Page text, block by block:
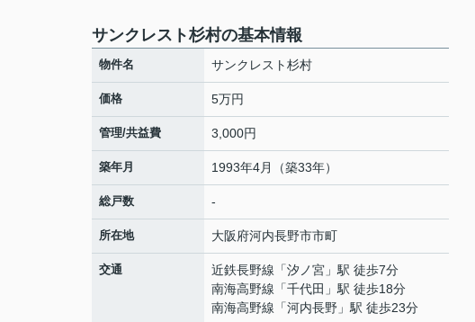
サンクレスト杉村の基本情報
物件名 サンクレスト杉村
価格 5万円
管理/共益費 3,000円
築年月 1993年4月（築33年）
総戸数 -
所在地 大阪府河内長野市市町
交通 近鉄長野線 「汐ノ宮 」駅 徒歩7分
南海高野線 「千代田 」駅 徒歩18分
南海高野線 「河内長野 」駅 徒歩23分